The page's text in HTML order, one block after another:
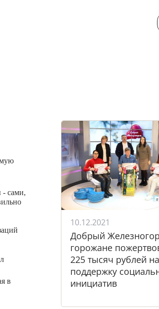
- сами,
в
10.12.2021
Добрый
горожане
225 тысяч рублей на
поддержку
инициатив